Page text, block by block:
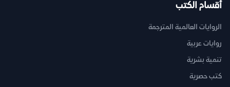
أقسام الكتب
الروايات العالمية المترجمة
روايات عربية
تنمية بشرية
كتب حصرية